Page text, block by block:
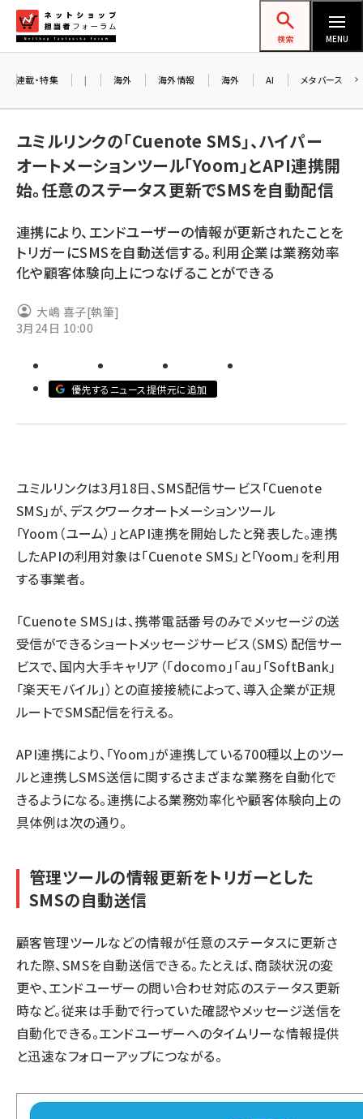
ン
ネットショップ担当者フォーラム
検索 MENU
amazon (2255)
楽天 (1874)
ecbeing (1210)
アスクル (1122)
base (1081)
ビィ・フォアード (776)
revico (744)
連載・特集 | 海外 海外情報 海外 AI メタバース
ユミルリンクの「Cuenote SMS」、ハイパー
オートメーションツール「Yoom」とAPI連携開
始。任意のステータス更新でSMSを自動配信
連携により、エンドユーザーの情報が更新されたことを
トリガーにSMSを自動送信する。利用企業は業務効率
化や顧客体験向上につなげることができる
大嶋 喜子[執筆]
3月24日 10:00
優先するニュース提供元に追加
ユミルリンクは3月18日、SMS配信サービス「Cuenote
SMS」が、デスクワークオートメーションツール
「Yoom（ユーム）」とAPI連携を開始したと発表した。連携
したAPIの利用対象は「Cuenote SMS」と「Yoom」を利用
する事業者。
「Cuenote SMS」は、携帯電話番号のみでメッセージの送
受信ができるショートメッセージサービス（SMS）配信サー
ビスで、国内大手キャリア（「docomo」「au」「SoftBank」
「楽天モバイル」）との直接接続によって、導入企業が正規
ルートでSMS配信を行える。
API連携により、「Yoom」が連携している700種以上のツー
ルと連携しSMS送信に関するさまざまな業務を自動化で
きるようになる。連携による業務効率化や顧客体験向上の
具体例は次の通り。
管理ツールの情報更新をトリガーとした
SMSの自動送信
顧客管理ツールなどの情報が任意のステータスに更新さ
れた際、SMSを自動送信できる。たとえば、商談状況の変
更や、エンドユーザーの問い合わせ対応のステータス更新
時など。従来は手動で行っていた確認やメッセージ送信を
自動化できる。エンドユーザーへのタイムリーな情報提供
と迅速なフォローアップにつながる。
AI
交流
参加